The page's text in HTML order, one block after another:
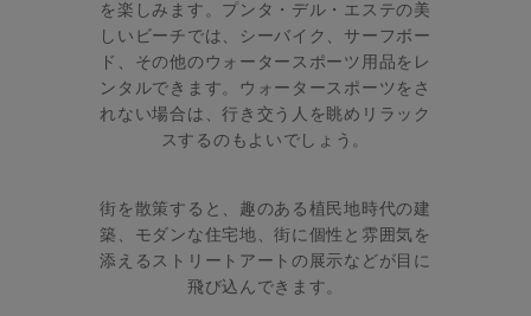
を楽しみます。プンタ・デル・エステの美
しいビーチでは、シーバイク、サーフボー
ド、その他のウォータースポーツ用品をレ
ンタルできます。ウォータースポーツをさ
れない場合は、行き交う人を眺めリラック
スするのもよいでしょう。
街を散策すると、趣のある植民地時代の建
築、モダンな住宅地、街に個性と雰囲気を
添えるストリートアートの展示などが目に
飛び込んできます。